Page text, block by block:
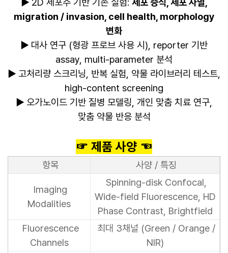
migration / invasion, cell health, morphology
변화
▶ 대사 연구 (형광 프로브 사용 시), reporter 기반
assay, multi-parameter 분석
▶ 고처리량 스크리닝, 반복 실험, 약물 라이브러리 테스트,
high-content screening
▶ 오가노이드 기반 질병 모델링, 개인 맞춤 치료 연구,
맞춤 약물 반응 분석
☞ 제품 사양 ☜
항목 사양 / 특징
Imaging
Modalities
Spinning-disk Confocal,
Wide-field Fluorescence, HD
Phase Contrast, Brightfield
Fluorescence
Channels
최대 3채널 (Green / Orange /
NIR)